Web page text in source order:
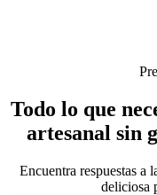
Todo lo que
artesanal sin
Encuentra respuestas a
deliciosa